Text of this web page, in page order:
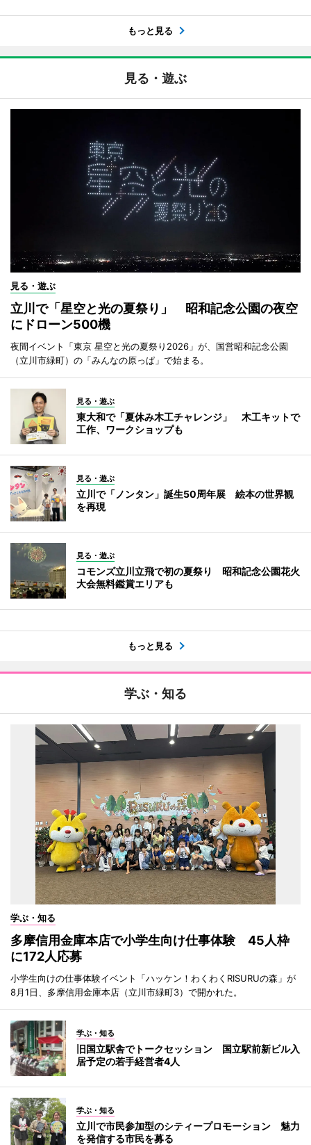
もっと見る
見る・遊ぶ
見る・遊ぶ
立川で「星空と光の夏祭り」 昭和記念公園の夜空
にドローン500機
夜間イベント「東京 星空と光の夏祭り2026」が、国営昭和記念公園
（立川市緑町）の「みんなの原っぱ」で始まる。
見る・遊ぶ
東大和で「夏休み木工チャレンジ」 木工キットで
工作、ワークショップも
見る・遊ぶ
立川で「ノンタン」誕生50周年展 絵本の世界観
を再現
見る・遊ぶ
コモンズ立川立飛で初の夏祭り 昭和記念公園花火
大会無料鑑賞エリアも
もっと見る
学ぶ・知る
学ぶ・知る
多摩信用金庫本店で小学生向け仕事体験 45人枠
に172人応募
小学生向けの仕事体験イベント「ハッケン！わくわくRISURUの森」が
8月1日、多摩信用金庫本店（立川市緑町3）で開かれた。
学ぶ・知る
旧国立駅舎でトークセッション 国立駅前新ビル入
居予定の若手経営者4人
学ぶ・知る
立川で市民参加型のシティープロモーション 魅力
を発信する市民を募る